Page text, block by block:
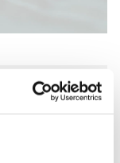
Uhr
7,